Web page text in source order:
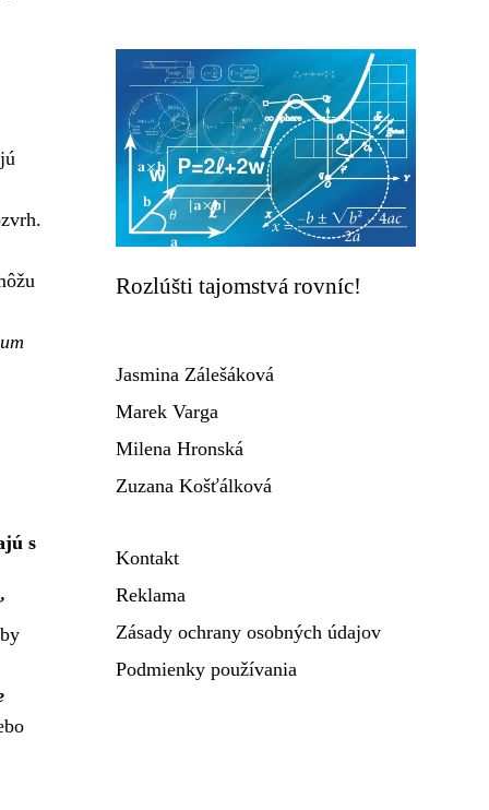
s
Rozlúšti tajomstvá rovníc!
Jasmina Zálešáková
Marek Varga
Milena Hronská
Zuzana Košťálková
Kontakt
Reklama
Zásady ochrany osobných údajov
Podmienky používania